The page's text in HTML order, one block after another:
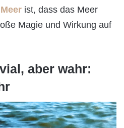
Meer ist, dass das Meer
Magie und Wirkung auf
aber wahr: